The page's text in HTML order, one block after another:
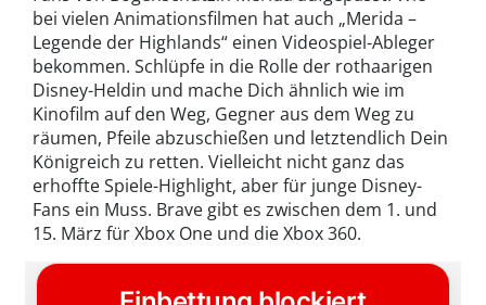
bei vielen Animationsfilmen hat auch „Merida –
Legende der Highlands“ einen Videospiel-Ableger
bekommen. Schlüpfe in die Rolle der rothaarigen
Disney-Heldin und mache Dich ähnlich wie im
Kinofilm auf den Weg, Gegner aus dem Weg zu
räumen, Pfeile abzuschießen und letztendlich Dein
Königreich zu retten. Vielleicht nicht ganz das
erhoffte Spiele-Highlight, aber für junge Disney-
Fans ein Muss. Brave gibt es zwischen dem 1. und
15. März für Xbox One und die Xbox 360.